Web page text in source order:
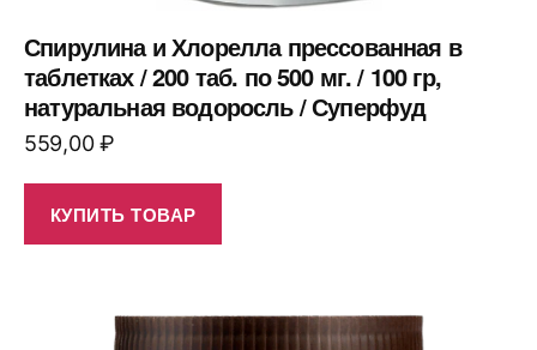
Спирулина и Хлорелла прессованная в
таблетках / 200 таб. по 500 мг. / 100 гр,
натуральная водоросль / Суперфуд
559,00₽
КУПИТЬ ТОВАР